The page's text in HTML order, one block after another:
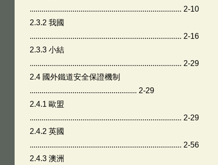
.............................................................................. 2-10
2.3.2 我國
.............................................................................. 2-16
2.3.3 小結
.............................................................................. 2-29
2.4 國外鐵道安全保證機制
....................................................... 2-29
2.4.1 歐盟
.............................................................................. 2-29
2.4.2 英國
.............................................................................. 2-56
2.4.3 澳洲